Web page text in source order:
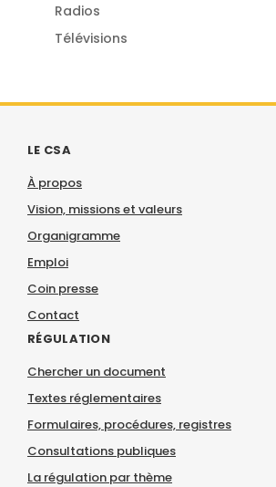
Radios
Télévisions
LE CSA
À propos
Vision, missions et valeurs
Organigramme
Emploi
Coin presse
Contact
RÉGULATION
Chercher un document
Textes réglementaires
Formulaires, procédures, registres
Consultations publiques
La régulation par thème